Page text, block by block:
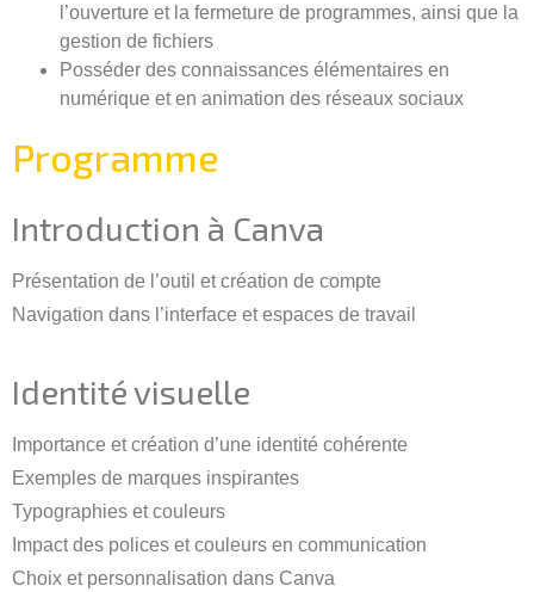
l’ouverture et la fermeture de programmes, ainsi que la
gestion de fichiers
Posséder des connaissances élémentaires en
numérique et en animation des réseaux sociaux
Programme
Introduction à Canva
Présentation de l’outil et création de compte
Navigation dans l’interface et espaces de travail
Identité visuelle
Importance et création d’une identité cohérente
Exemples de marques inspirantes
Typographies et couleurs
Impact des polices et couleurs en communication
Choix et personnalisation dans Canva